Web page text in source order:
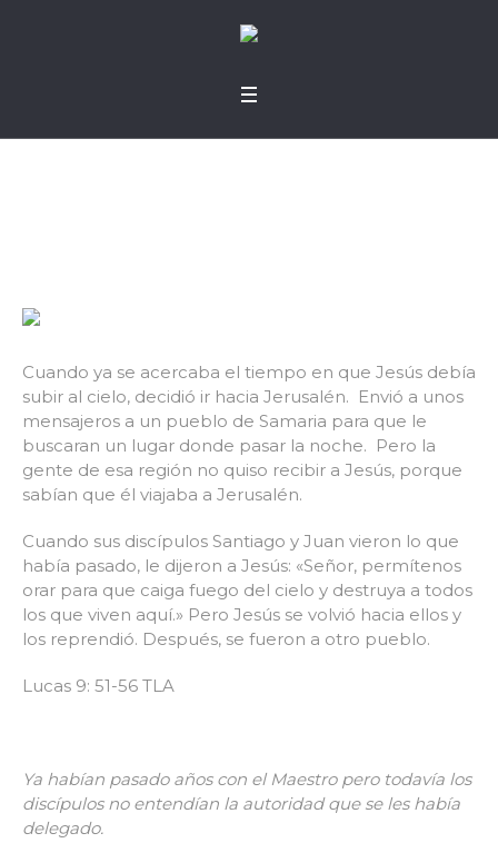
Cuando ya se acercaba el tiempo en que Jesús debía
subir al cielo, decidió ir hacia Jerusalén. Envió a unos
mensajeros a un pueblo de Samaria para que le
buscaran un lugar donde pasar la noche. Pero la
gente de esa región no quiso recibir a Jesús, porque
sabían que él viajaba a Jerusalén.
Cuando sus discípulos Santiago y Juan vieron lo que
había pasado, le dijeron a Jesús: «Señor, permítenos
orar para que caiga fuego del cielo y destruya a todos
los que viven aquí.» Pero Jesús se volvió hacia ellos y
los reprendió. Después, se fueron a otro pueblo.
Lucas 9: 51-56 TLA
Ya habían pasado años con el Maestro pero todavía los
discípulos no entendían la autoridad que se les había
delegado.